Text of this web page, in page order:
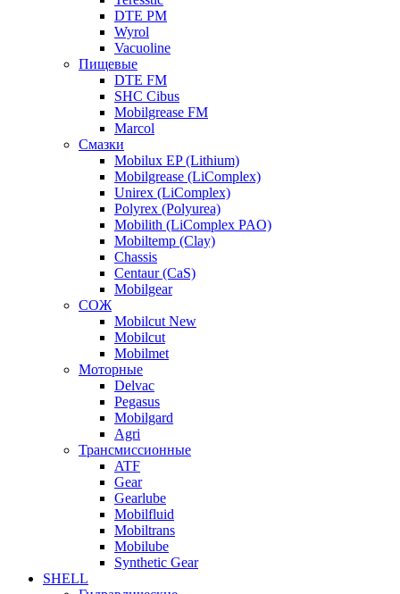
DTE PM
Wyrol
Vacuoline
Пищевые
DTE FM
SHC Cibus
Mobilgrease FM
Marcol
Смазки
Mobilux EP (Lithium)
Mobilgrease (LiComplex)
Unirex (LiComplex)
Polyrex (Polyurea)
Mobilith (LiComplex PAO)
Mobiltemp (Clay)
Chassis
Centaur (CaS)
Mobilgear
СОЖ
Mobilcut New
Mobilcut
Mobilmet
Моторные
Delvac
Pegasus
Mobilgard
Agri
Трансмиссионные
ATF
Gear
Gearlube
Mobilfluid
Mobiltrans
Mobilube
Synthetic Gear
SHELL